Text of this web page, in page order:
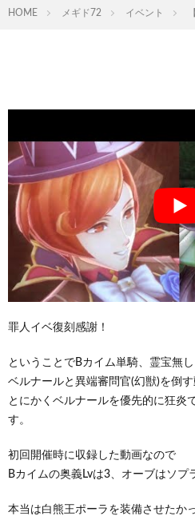
HOME メギド72 イベント
罪人イベ復刻感謝！
ということでBカイム単騎、霊宝無
ベルナールと異端審問官(幻獣)を倒す
とにかくベルナールを優先的に狂炎
す。
初回開催時に収録した動画なので
Bカイムの奥義Lvは3、オーブはソプ
本当は白熊王ポーラを装備させたか